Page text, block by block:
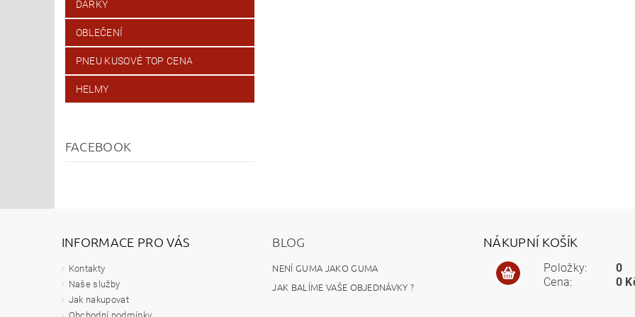
DÁRKY
OBLEČENÍ
PNEU KUSOVÉ TOP CENA
HELMY
FACEBOOK
INFORMACE PRO VÁS
Kontakty
Naše služby
Jak nakupovat
BLOG
NENÍ GUMA JAKO GUMA
JAK BALÍME VAŠE OBJEDNÁVKY ?
NÁKUPNÍ KOŠÍK
Položky:
Cena:
0
0